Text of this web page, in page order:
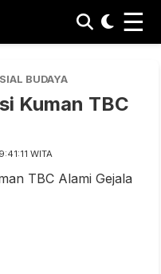
☰
BUDAYA
Kuman TBC
WITA